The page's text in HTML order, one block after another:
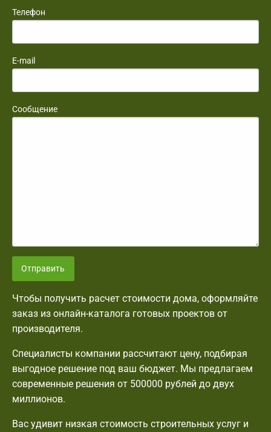
Телефон
E-mail
Сообщение
Отправить
Чтобы получить расчет стоимости дома, оформляйте
заказ из онлайн-каталога готовых проектов от
производителя.
Специалисты компании рассчитают цену, подбирая
выгодное решение под ваш бюджет. Мы предлагаем
современные решения от 500000 рублей до двух
миллионов.
Вас удивит низкая стоимость строительных услуг и